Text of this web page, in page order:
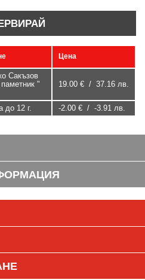
Цена
Сакъзов
"
19.00 € / 37.16 лв.
до 12 г. -2.00 € / -3.91 лв.